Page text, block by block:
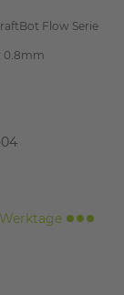
Flow Serie
0.8mm